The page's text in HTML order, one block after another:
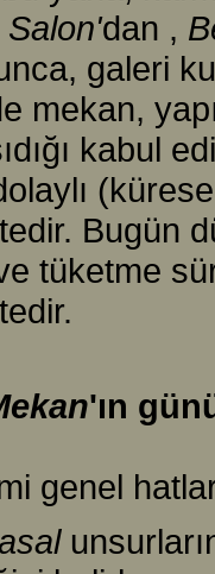
Salon'dan ,
galeri
mekan,
kabul
Bugün
tüketme
'ın
genel